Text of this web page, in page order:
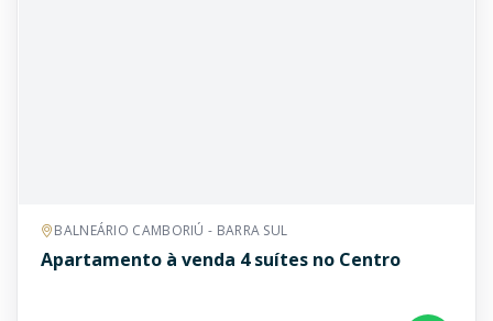
BALNEÁRIO CAMBORIÚ - BARRA SUL
Apartamento à venda 4 suítes no Centro